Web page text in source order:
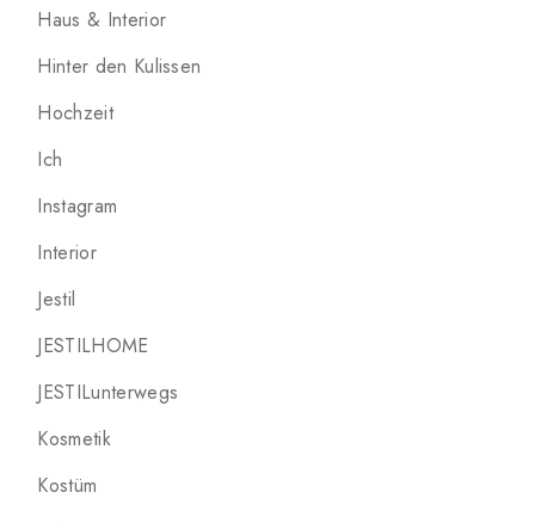
Haus & Interior
Hinter den Kulissen
Hochzeit
Ich
Instagram
Interior
Jestil
JESTILHOME
JESTILunterwegs
Kosmetik
Kostüm